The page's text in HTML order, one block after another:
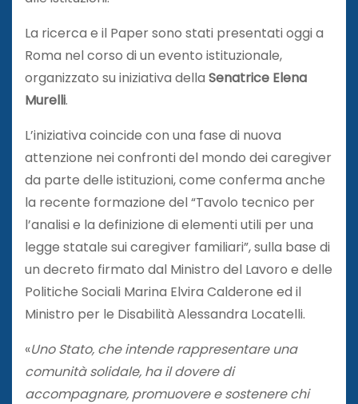
La ricerca e il Paper sono stati presentati oggi a
Roma nel corso di un evento istituzionale,
organizzato su iniziativa della Senatrice Elena
Murelli.
L’iniziativa coincide con una fase di nuova
attenzione nei confronti del mondo dei caregiver
da parte delle istituzioni, come conferma anche
la recente formazione del “Tavolo tecnico per
l’analisi e la definizione di elementi utili per una
legge statale sui caregiver familiari”, sulla base di
un decreto firmato dal Ministro del Lavoro e delle
Politiche Sociali Marina Elvira Calderone ed il
Ministro per le Disabilità Alessandra Locatelli.
«Uno Stato, che intende rappresentare una
comunità solidale, ha il dovere di
accompagnare, promuovere e sostenere chi